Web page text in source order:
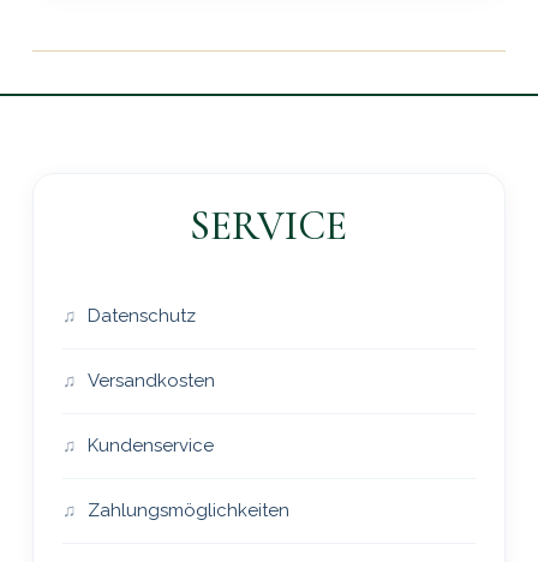
SERVICE
Datenschutz
Versandkosten
Kundenservice
Zahlungsmöglichkeiten